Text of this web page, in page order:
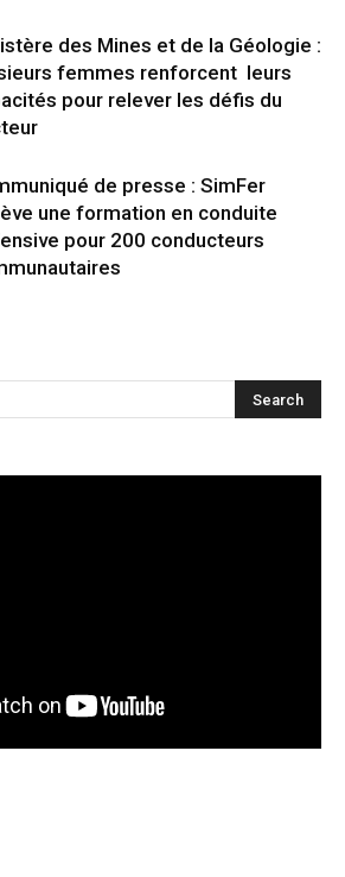
des Mines et de la Géologie :
femmes renforcent leurs
pour relever les défis du
de presse : SimFer
une formation en conduite
pour 200 conducteurs